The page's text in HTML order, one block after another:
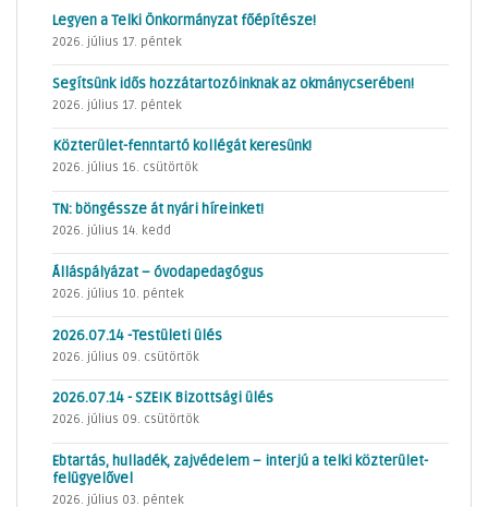
Legyen a Telki Önkormányzat főépítésze!
2026. július 17. péntek
Segítsünk idős hozzátartozóinknak az okmánycserében!
2026. július 17. péntek
Közterület-fenntartó kollégát keresünk!
2026. július 16. csütörtök
TN: böngéssze át nyári híreinket!
2026. július 14. kedd
Álláspályázat – óvodapedagógus
2026. július 10. péntek
2026.07.14 -Testületi ülés
2026. július 09. csütörtök
2026.07.14 - SZEIK Bizottsági ülés
2026. július 09. csütörtök
Ebtartás, hulladék, zajvédelem – interjú a telki közterület-
felügyelővel
2026. július 03. péntek